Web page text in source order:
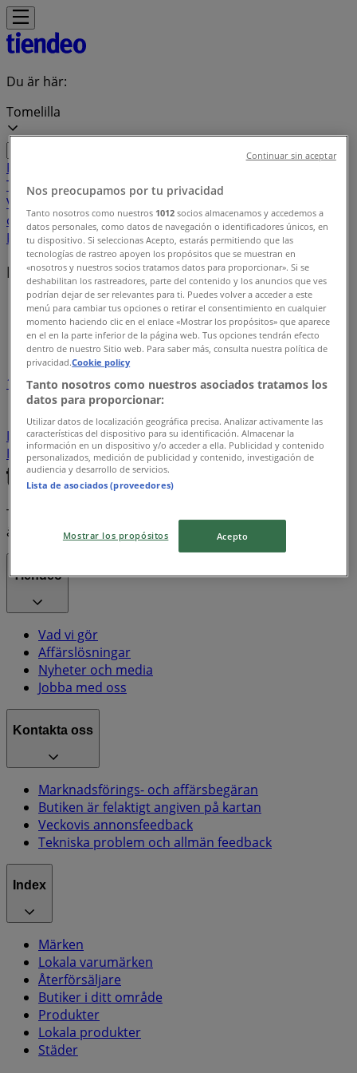
Du är här:
Tomelilla
Featured
TrädgårdKläder, Skor och Accessoarer
Vitvaror
Bilar och Motor
och ParfymApotek och HälsaRestauranger och
KaféerBöcker och KontorsmaterialResorBanker
Lokala varumärken
Tiendeo i Tomelilla»
Varumärkesindex
1
Bregott
Zoegas marabou coca-cola
Pepsi
Ingelsta kalkon
Prima sodastream
Matpiraten
Electrolux
PlayStation
Tiendeo är en del av Shopfully, teknikföretaget som
återuppfinner lokal shopping över hela världen.
Tiendeo
Vad vi gör
Affärslösningar
Nyheter och media
Jobba med oss
Kontakta oss
Marknadsförings- och affärsbegäran
Butiken är felaktigt angiven på kartan
Veckovis annonsfeedback
Tekniska problem och allmän feedback
Index
Märken
Lokala varumärken
Återförsäljare
Butiker i ditt område
Produkter
Lokala produkter
Städer
Nos preocupamos por tu privacidad
Tanto nosotros como nuestros 1012 socios almacenamos y accedemos a
datos personales, como datos de navegación o identificadores únicos, en
tu dispositivo. Si seleccionas Acepto, estarás permitiendo que las
tecnologías de rastreo apoyen los propósitos que se muestran en
«nosotros y nuestros socios tratamos datos para proporcionar». Si se
deshabilitan los rastreadores, parte del contenido y los anuncios que ves
podrían dejar de ser relevantes para ti. Puedes volver a acceder a este
menú para cambiar tus opciones o retirar el consentimiento en cualquier
momento haciendo clic en el enlace «Mostrar los propósitos» que aparece
en el en la parte inferior de la página web. Tus opciones tendrán efecto
dentro de nuestro Sitio web. Para saber más, consulta nuestra política de
privacidad.Cookie policy
Tanto nosotros como nuestros asociados tratamos los
datos para proporcionar:
Utilizar datos de localización geográfica precisa. Analizar activamente las
características del dispositivo para su identificación. Almacenar la
información en un dispositivo y/o acceder a ella. Publicidad y contenido
personalizados, medición de publicidad y contenido, investigación de
audiencia y desarrollo de servicios.
Lista de asociados (proveedores)
Mostrar los propósitos Acepto
Continuar sin aceptar